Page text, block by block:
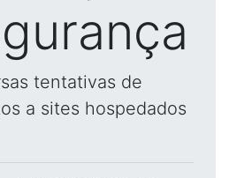
tentativas de
a sites hospedados